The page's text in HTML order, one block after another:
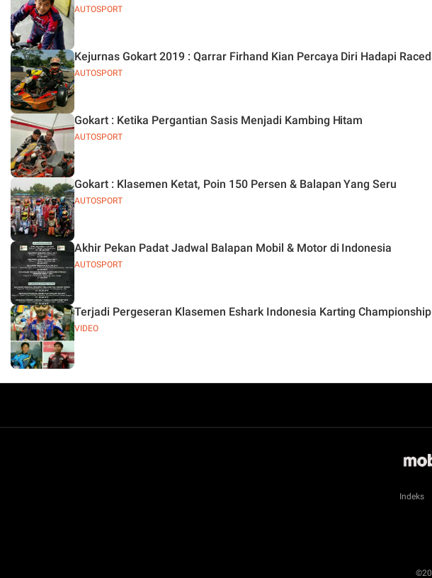
AUTOSPORT
AUTOSPORT
Kejurnas Gokart 2019 : Qarrar Firhand Kian Percaya Diri Hadapi
AUTOSPORT
Gokart : Ketika Pergantian Sasis Menjadi Kambing Hitam
AUTOSPORT
Gokart : Klasemen Ketat, Poin 150 Persen & Balapan Yang Seru
AUTOSPORT
Akhir Pekan Padat Jadwal Balapan Mobil & Motor di Indonesia
VIDEO
Terjadi Pergeseran Klasemen Eshark Indonesia Karting
Indeks